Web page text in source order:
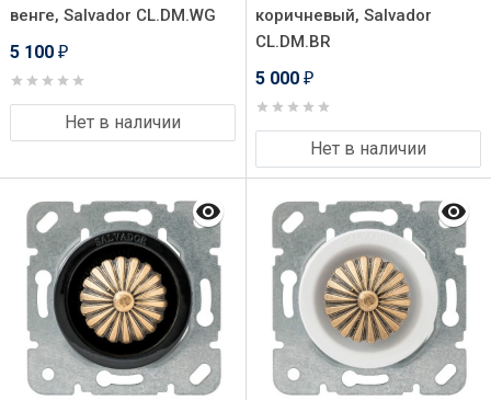
венге, Salvador CL.DM.WG
5 100 ₽
Нет в наличии
коричневый, Salvador
CL.DM.BR
5 000 ₽
Нет в наличии